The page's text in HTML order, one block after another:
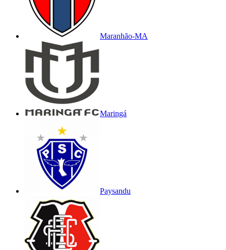
Maranhão-MA
Maringá
Paysandu